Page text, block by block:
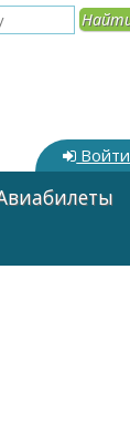
Войти